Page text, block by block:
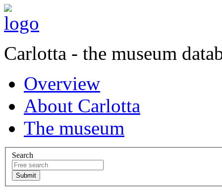
Carlotta - the museum
Overview
About Carlotta
The museum
Search